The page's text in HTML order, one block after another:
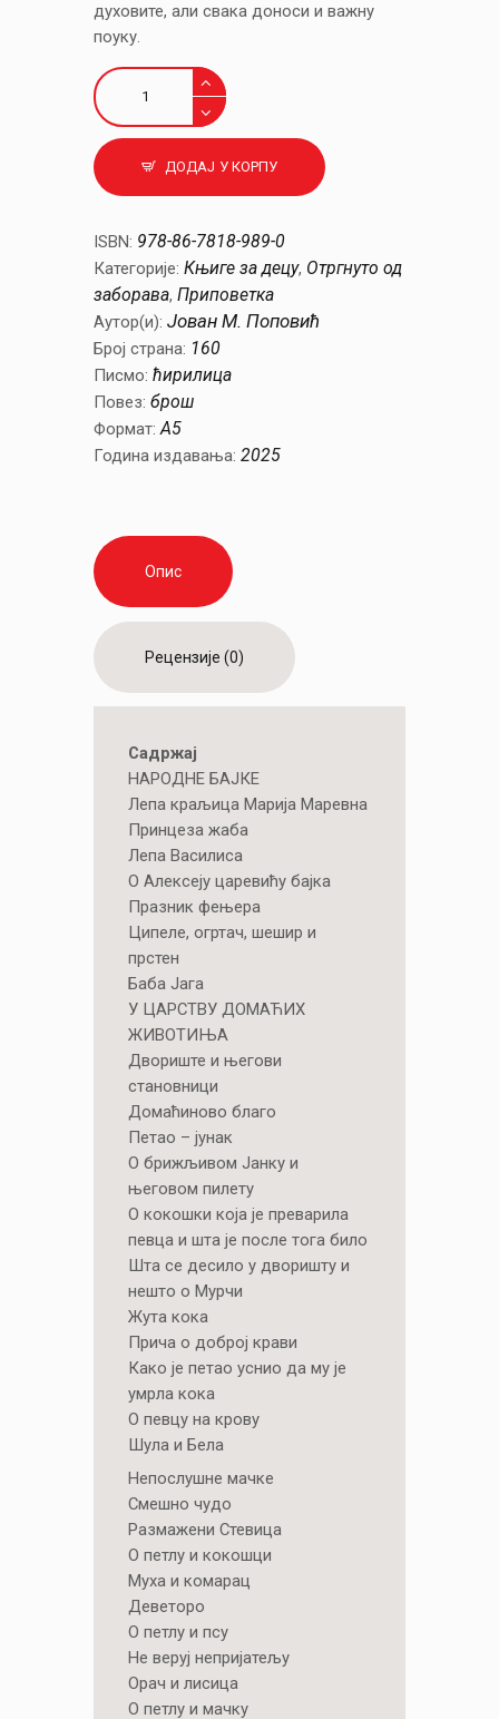
духовите, али свака доноси и важну
поуку.
Нaродне
бајке
У
царству
животиња
количина
ДОДАЈ У КОРПУ
ISBN: 978-86-7818-989-0
Категорије: Књиге за децу, Отргнуто од
заборава, Приповетка
Аутор(и): Јован М. Поповић
Број страна: 160
Писмо: ћирилица
Повез: брош
Формат:А5
Година издавања: 2025
Опис
Рецензије (0)
Садржај
НAРОДНЕ БАЈКЕ
Лепа краљица Марија Маревна
Принцеза жаба
Лепа Василиса
О Алексеју царевићу бајка
Празник фењера
Ципеле, огртач, шешир и
прстен
Баба Јага
У ЦАРСТВУ ДОМАЋИХ
ЖИВОТИЊА
Двориште и његови
становници
Домаћиново благо
Петао – јунак
О брижљивом Јанку и
његовом пилету
О кокошки која је преварила
певца и шта је после тога било
Шта се десило у дворишту и
нешто о Мурчи
Жута кока
Прича о доброј крави
Како је петао уснио да му је
умрла кока
О певцу на крову
Шула и Бела
Непослушне мачке
Смешно чудо
Размажени Стевица
О петлу и кокошци
Муха и комарац
Деветоро
О петлу и псу
Не веруј непријатељу
Орач и лисица
О петлу и мачку